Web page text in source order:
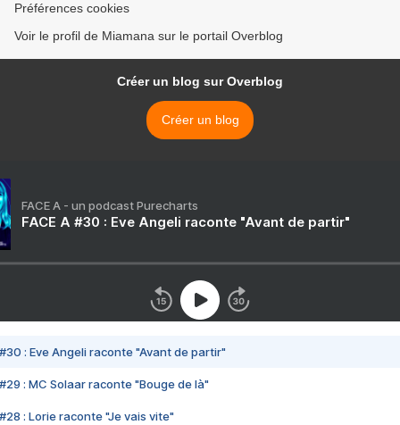
Préférences cookies
Voir le profil de Miamana sur le portail Overblog
Créer un blog sur Overblog
Créer un blog
FACE A - un podcast Purecharts
FACE A #30 : Eve Angeli raconte "Avant de partir"
#30 : Eve Angeli raconte "Avant de partir"
#29 : MC Solaar raconte "Bouge de là"
#28 : Lorie raconte "Je vais vite"